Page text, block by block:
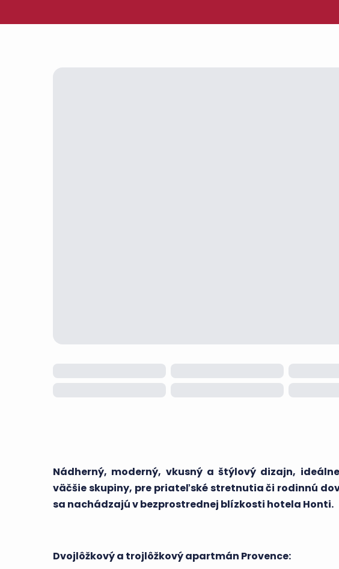
Nádherný, moderný, vkusný a štýlový dizajn,
väčšie skupiny, pre priateľské stretnutia či rodinnú
sa nachádzajú v bezprostrednej blízkosti hotela Honti.
Dvojlôžkový a trojlôžkový apartmán Provence: